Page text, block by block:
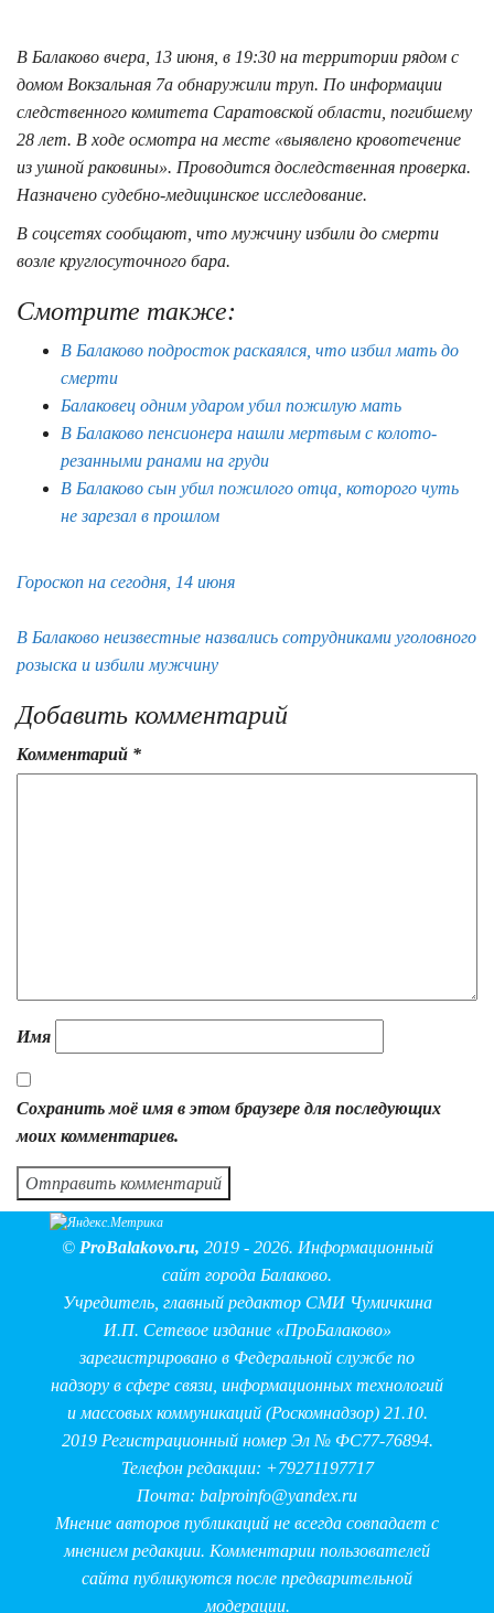
В Балаково вчера, 13 июня, в 19:30 на территории рядом с
домом Вокзальная 7а обнаружили труп. По информации
следственного комитета Саратовской области, погибшему
28 лет. В ходе осмотра на месте «выявлено кровотечение
из ушной раковины». Проводится доследственная проверка.
Назначено судебно-медицинское исследование.
В соцсетях сообщают, что мужчину избили до смерти
возле круглосуточного бара.
Смотрите также:
В Балаково подросток раскаялся, что избил мать до
смерти
Балаковец одним ударом убил пожилую мать
В Балаково пенсионера нашли мертвым с колото-
резанными ранами на груди
В Балаково сын убил пожилого отца, которого чуть
не зарезал в прошлом
Гороскоп на сегодня, 14 июня
В Балаково неизвестные назвались сотрудниками уголовного
розыска и избили мужчину
Добавить комментарий
Комментарий *
Имя
Сохранить моё имя в этом браузере для последующих
моих комментариев.
© ProBalakovo.ru, 2019 - 2026. Информационный
сайт города Балаково.
Учредитель, главный редактор СМИ Чумичкина
И.П. Сетевое издание «ПроБалаково»
зарегистрировано в Федеральной службе по
надзору в сфере связи, информационных технологий
и массовых коммуникаций (Роскомнадзор) 21.10.
2019 Регистрационный номер Эл № ФС77-76894.
Телефон редакции: +79271197717
Почта: balproinfo@yandex.ru
Мнение авторов публикаций не всегда совпадает с
мнением редакции. Комментарии пользователей
сайта публикуются после предварительной
модерации.